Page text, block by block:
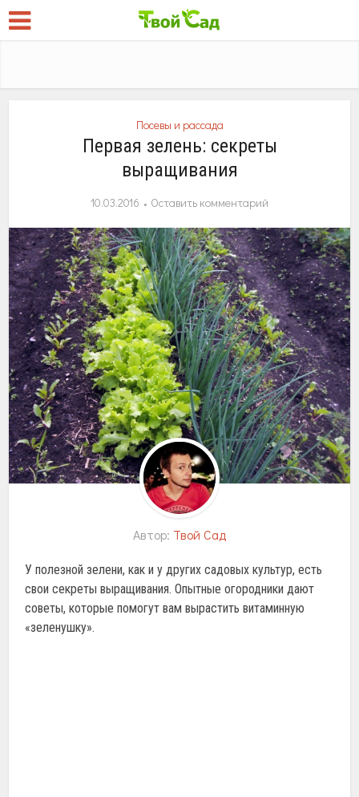
Посевы и рассада
Первая зелень: секреты
выращивания
10.03.2016 Оставить комментарий
Автор: Твой Сад
У полезной зелени, как и у других садовых культур, есть
свои секреты выращивания. Опытные огородники дают
советы, которые помогут вам вырастить витаминную
«зеленушку».